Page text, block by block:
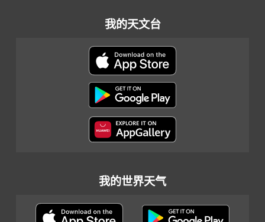
我的天文台
我的世界天气